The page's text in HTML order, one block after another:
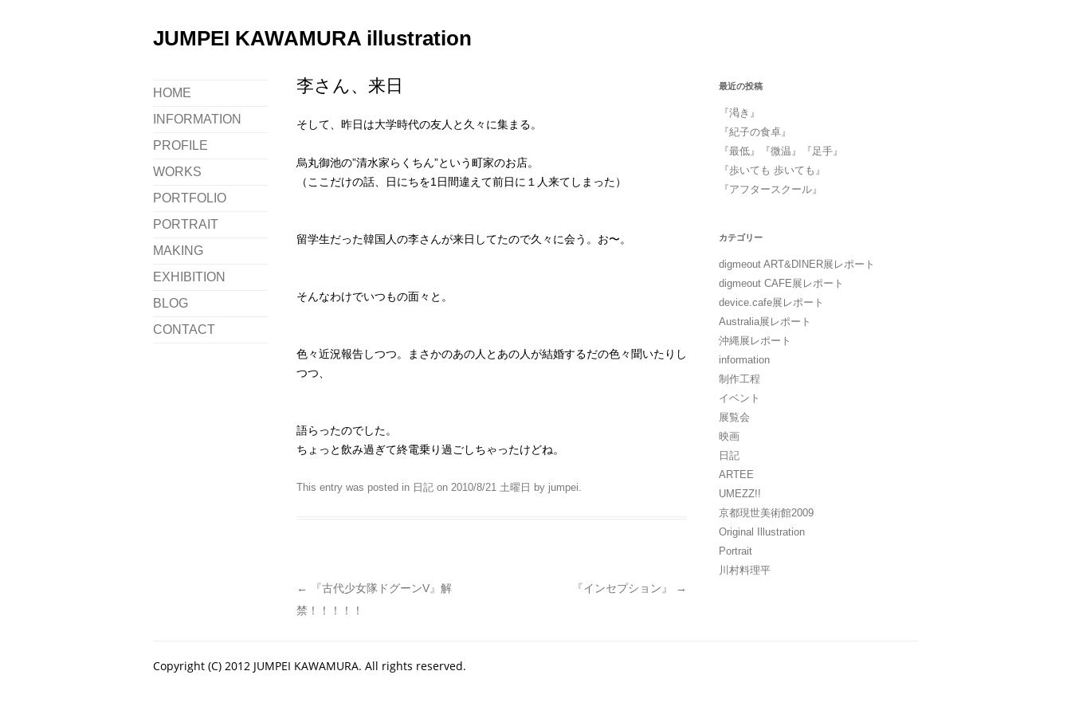
JUMPEI KAWAMURA illustration
HOME
INFORMATION
PROFILE
WORKS
PORTFOLIO
PORTRAIT
MAKING
EXHIBITION
BLOG
CONTACT
李さん、来日
そして、昨日は大学時代の友人と久々に集まる。
烏丸御池の”清水家らくちん”という町家のお店。
（ここだけの話、日にちを1日間違えて前日に１人来てしまった）
留学生だった韓国人の李さんが来日してたので久々に会う。お〜。
そんなわけでいつもの面々と。
色々近況報告しつつ。まさかのあの人とあの人が結婚するだの色々聞いたりし
つつ、
語らったのでした。
ちょっと飲み過ぎて終電乗り過ごしちゃったけどね。
This entry was posted in 日記 on 2010/8/21 土曜日 by jumpei.
←
『古代少女隊ドグーンV』解
禁！！！！！
『インセプション』 →
最近の投稿
『渇き』
『紀子の食卓』
『最低』『微温』『足手』
『歩いても 歩いても』
『アフタースクール』
カテゴリー
digmeout ART&DINER展レポート
digmeout CAFE展レポート
device.cafe展レポート
Australia展レポート
沖縄展レポート
information
制作工程
イベント
展覧会
映画
日記
ARTEE
UMEZZ!!
京都現世美術館2009
Original Illustration
Portrait
川村料理平
Copyright (C) 2012 JUMPEI KAWAMURA. All rights reserved.